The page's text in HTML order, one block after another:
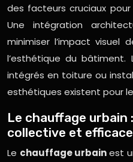
des facteurs cruciaux
Une intégration
minimiser l’impact visuel
l’esthétique du bâtiment.
intégrés en toiture ou
esthétiques existent pour
Le chauffage urbain
collective et
Le chauffage urbainest